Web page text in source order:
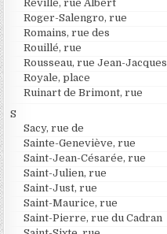
Reville, rue Albert
Roger-Salengro, rue
Romains, rue des
Rouillé, rue
Rousseau, rue Jean-Jacques
Royale, place
Ruinart de Brimont, rue
S
Sacy, rue de
Sainte-Geneviève, rue
Saint-Jean-Césarée, rue
Saint-Julien, rue
Saint-Just, rue
Saint-Maurice, rue
Saint-Pierre, rue du Cadran